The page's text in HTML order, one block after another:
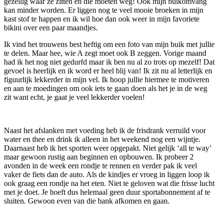
kan minder worden. Er liggen nog te veel mooie broeken in mijn
kast stof te happen en ik wil hoe dan ook weer in mijn favoriete
bikini over een paar maandjes.
Ik vind het trouwens best heftig om een foto van mijn buik met jullie
te delen. Maar hee, wie A zegt moet ook B zeggen. Vorige maand
had ik het nog niet gedurfd maar ik ben nu al zo trots op mezelf! Dat
gevoel is heerlijk en ik word er heel blij van! Ik zit nu al letterlijk en
figuurlijk lekkerder in mijn vel. Ik hoop jullie hiermee te motiveren
en aan te moedingen om ook iets te gaan doen als het je in de weg
zit want echt, je gaat je veel lekkerder voelen!
Naast het afslanken met voeding heb ik de frisdrank verruild voor
water en thee en drink ik alleen in het weekend nog een wijntje.
Daarnaast heb ik het sporten weer opgepakt. Niet gelijk ‘all te way’
maar gewoon rustig aan beginnen en opbouwen. Ik probeer 2
avonden in de week een rondje te rennen en verder pak ik veel
vaker de fiets dan de auto. Als de kindjes er vroeg in liggen loop ik
ook graag een rondje na het eten. Niet te geloven wat die frisse lucht
met je doet. Je hoeft dus helemaal geen duur sportabonnement af te
sluiten. Gewoon even van die bank afkomen en gaan.